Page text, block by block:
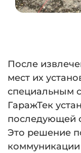
После
мест их
специальным
ГаражТек
последующей
Это решение